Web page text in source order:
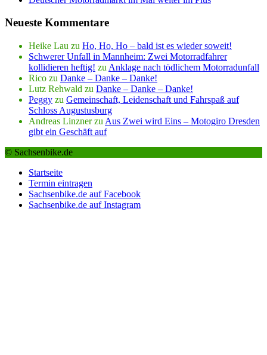
Neueste Kommentare
Heike Lau zu Ho, Ho, Ho – bald ist es wieder soweit!
Schwerer Unfall in Mannheim: Zwei Motorradfahrer
kollidieren heftig! zu Anklage nach tödlichem Motorradunfall
Rico zu Danke – Danke – Danke!
Lutz Rehwald zu Danke – Danke – Danke!
Peggy zu Gemeinschaft, Leidenschaft und Fahrspaß auf
Schloss Augustusburg
Andreas Linznerzu Aus Zwei wird Eins – Motogiro Dresden
gibt ein Geschäft auf
© Sachsenbike.de
Startseite
Termin eintragen
Sachsenbike.de auf Facebook
Sachsenbike.de auf Instagram